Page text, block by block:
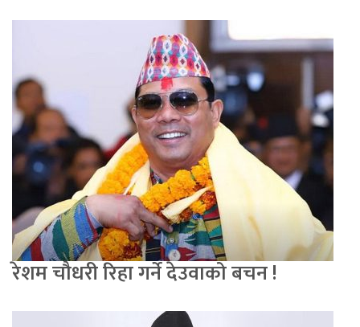
रेशम चौधरी रिहा गर्ने देउवाको बचन !